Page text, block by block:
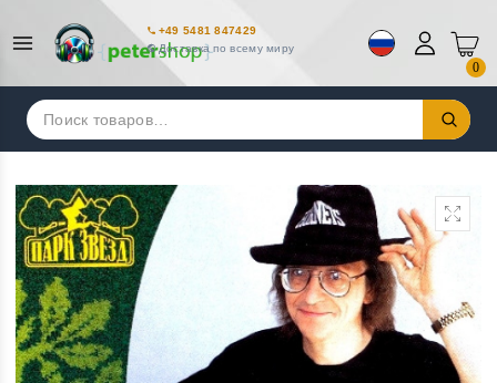
+49 5481 847429
Доставка по всему миру
0
Искать: